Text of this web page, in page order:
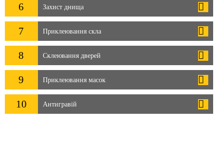
6 Захист днища
7 Приклеювання скла
8 Склеювання дверей
9 Приклеювання масок
10 Антигравій